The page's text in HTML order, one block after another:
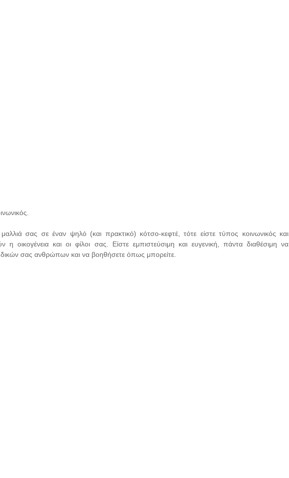
σας σε έναν ψηλό (και πρακτικό) κότσο-κεφτέ, τότε είστε τύπος κοινωνικός και
η οικογένεια και οι φίλοι σας. Είστε εμπιστεύσιμη και ευγενική, πάντα διαθέσιμη να
σας ανθρώπων και να βοηθήσετε όπως μπορείτε.